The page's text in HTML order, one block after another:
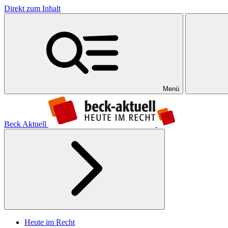
Direkt zum Inhalt
Menü
Beck Aktuell
Heute im Recht